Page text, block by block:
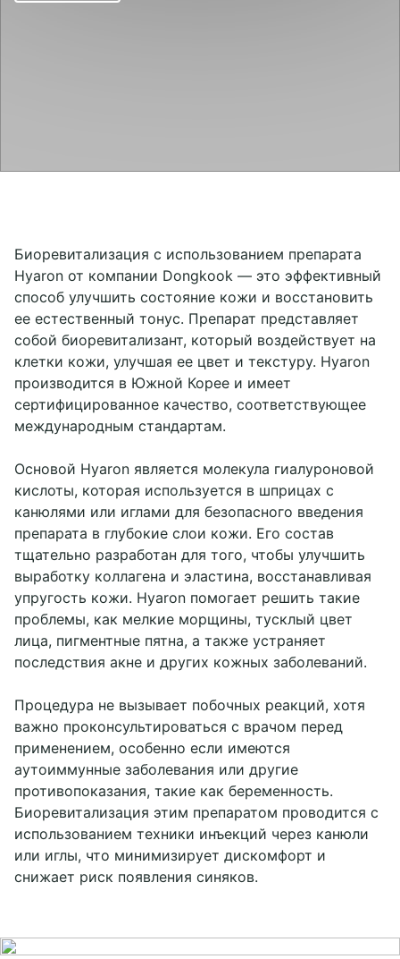
Биоревитализация с использованием препарата
Hyaron от компании Dongkook — это эффективный
способ улучшить состояние кожи и восстановить
ее естественный тонус. Препарат представляет
собой биоревитализант, который воздействует на
клетки кожи, улучшая ее цвет и текстуру. Hyaron
производится в Южной Корее и имеет
сертифицированное качество, соответствующее
международным стандартам.
Основой Hyaron является молекула гиалуроновой
кислоты, которая используется в шприцах с
канюлями или иглами для безопасного введения
препарата в глубокие слои кожи. Его состав
тщательно разработан для того, чтобы улучшить
выработку коллагена и эластина, восстанавливая
упругость кожи. Hyaron помогает решить такие
проблемы, как мелкие морщины, тусклый цвет
лица, пигментные пятна, а также устраняет
последствия акне и других кожных заболеваний.
Процедура не вызывает побочных реакций, хотя
важно проконсультироваться с врачом перед
применением, особенно если имеются
аутоиммунные заболевания или другие
противопоказания, такие как беременность.
Биоревитализация этим препаратом проводится с
использованием техники инъекций через канюли
или иглы, что минимизирует дискомфорт и
снижает риск появления синяков.